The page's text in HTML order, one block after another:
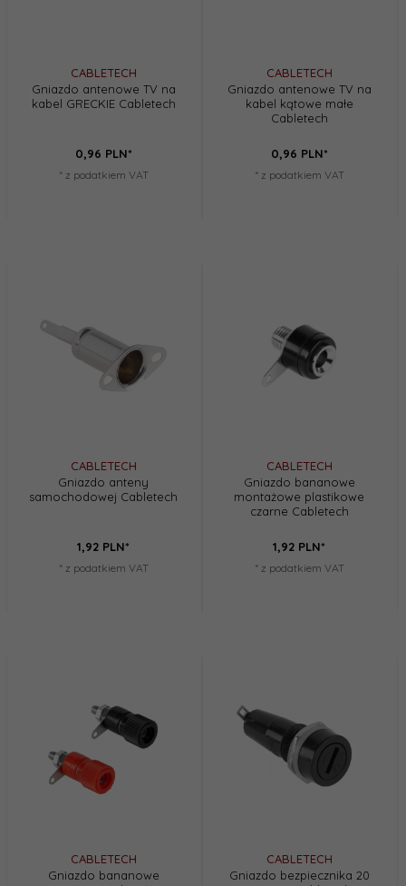
CABLETECH
Gniazdo antenowe TV na
kabel GRECKIE Cabletech
0,96 PLN*
* z podatkiem VAT
CABLETECH
Gniazdo antenowe TV na
kabel kątowe małe
Cabletech
0,96 PLN*
* z podatkiem VAT
CABLETECH
Gniazdo anteny
samochodowej Cabletech
1,92 PLN*
* z podatkiem VAT
CABLETECH
Gniazdo bananowe
montażowe plastikowe
czarne Cabletech
1,92 PLN*
* z podatkiem VAT
CABLETECH
Gniazdo bananowe
CABLETECH
Gniazdo bezpiecznika 20